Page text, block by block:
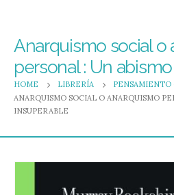
Anarquismo social o
personal : Un
HOME LIBRERÍA PENSAMIENTO
ANARQUISMO SOCIAL O ANARQUISMO
INSUPERABLE